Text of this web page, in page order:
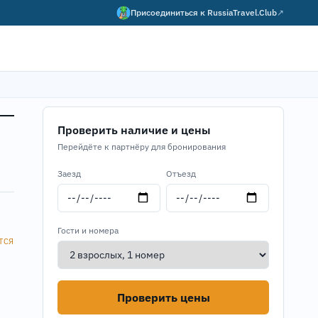
Присоединиться к RussiaTravel.Club↗
Проверить наличие и цены
Перейдёте к партнёру для бронирования
Заезд Отъезд
Гости и номера
Проверить цены